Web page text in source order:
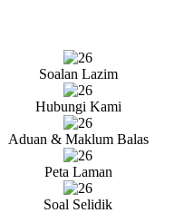
Soalan Lazim
Hubungi Kami
Aduan & Maklum Balas
Peta Laman
Soal Selidik